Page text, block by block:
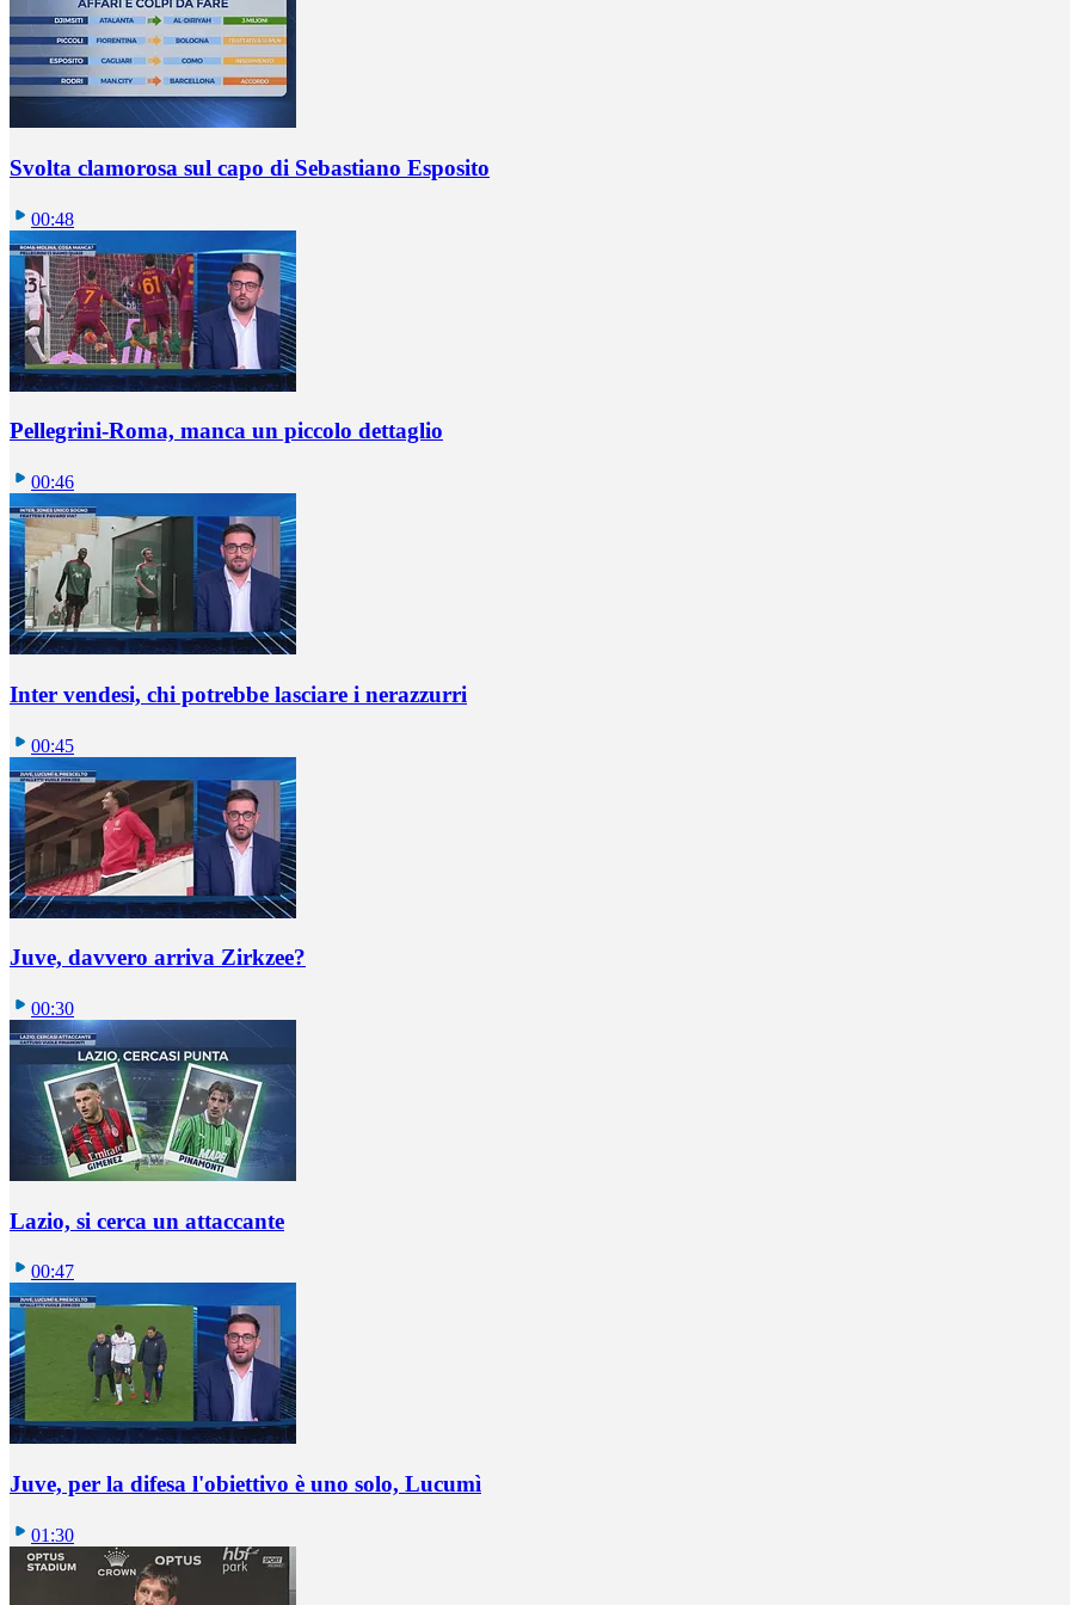
Svolta clamorosa sul capo di Sebastiano Esposito
00:48
Pellegrini-Roma, manca un piccolo dettaglio
00:46
Inter vendesi, chi potrebbe lasciare i nerazzurri
00:45
Juve, davvero arriva Zirkzee?
00:30
Lazio, si cerca un attaccante
00:47
Juve, per la difesa l'obiettivo è uno solo, Lucumì
01:30